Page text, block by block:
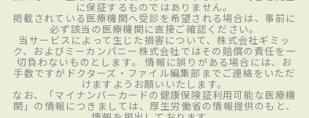
に保証するものではありません。
掲載されている医療機関へ受診を希望される場合は、事前に
必ず該当の医療機関に直接ご確認ください。
当サービスによって生じた損害について、株式会社ギミッ
ク、およびミーカンパニー株式会社ではその賠償の責任を一
切負わないものとします。 情報に誤りがある場合には、お
手数ですがドクターズ・ファイル編集部までご連絡をいただ
けますようお願いいたします。
なお、「マイナンバーカードの健康保険証利用可能な医療機
関」の情報につきましては、厚生労働省の情報提供のもと、